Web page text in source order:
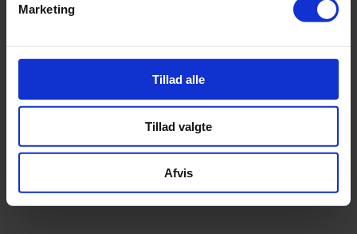
Marketing
Tillad alle
Tillad valgte
Afvis